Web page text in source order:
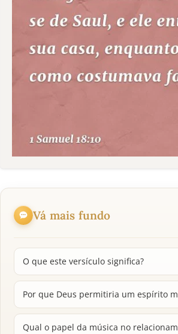
Vá mais fundo
O que este versículo significa?
Por que Deus permitiria um espírito
Qual o papel da música no